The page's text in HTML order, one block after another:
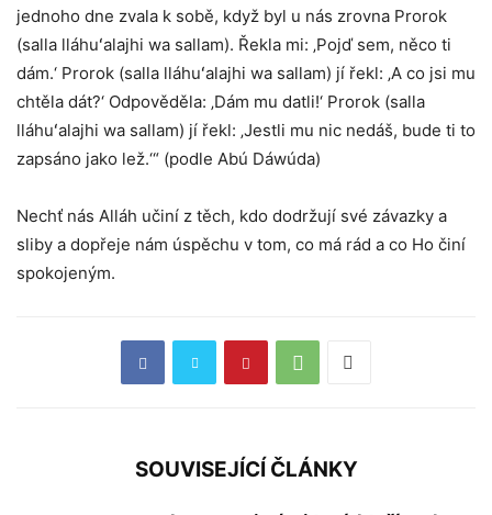
jednoho dne zvala k sobě, když byl u nás zrovna Prorok
(salla lláhuʻalajhi wa sallam). Řekla mi: ‚Pojď sem, něco ti
dám.‘ Prorok (salla lláhuʻalajhi wa sallam) jí řekl: ‚A co jsi mu
chtěla dát?‘ Odpověděla: ‚Dám mu datli!‘ Prorok (salla
lláhuʻalajhi wa sallam) jí řekl: ‚Jestli mu nic nedáš, bude ti to
zapsáno jako lež.‘“ (podle Abú Dáwúda)
Nechť nás Alláh učiní z těch, kdo dodržují své závazky a
sliby a dopřeje nám úspěchu v tom, co má rád a co Ho činí
spokojeným.
SOUVISEJÍCÍ ČLÁNKY